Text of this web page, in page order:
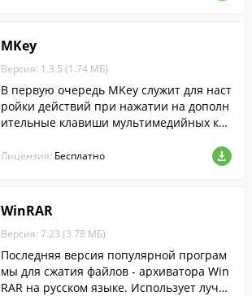
MKey
Версия: 1.3.5 (1.74 МБ)
В первую очередь MKey служит для наст
ройки действий при нажатии на дополн
ительные клавиши мультимедийных кла
ой стандартным программам, поставляе
Лицензия: Бесплатно
WinRAR
Версия: 7.23 (3.78 МБ)
Последняя версия популярной програм
мы для сжатия файлов - архиватора Win
RAR на русском языке. Использует лучш